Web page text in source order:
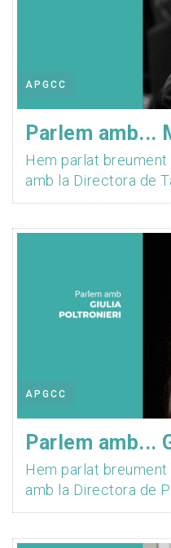
APGCC
Parlem amb...
Hem parlat
amb la Directora de
APGCC
Parlem amb...
Hem parlat
amb la Directora de